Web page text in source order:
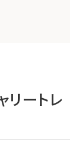
ートレ